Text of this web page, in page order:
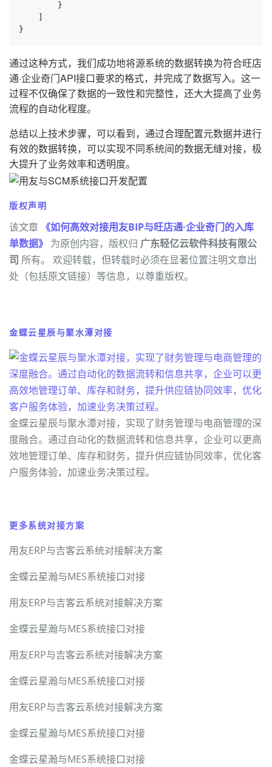
        }
}
通过这种方式，我们成功地将源系统的数据转换为符合旺店
通·企业奇门API接口要求的格式，并完成了数据写入。这一
过程不仅确保了数据的一致性和完整性，还大大提高了业务
流程的自动化程度。
总结以上技术步骤，可以看到，通过合理配置元数据并进行
有效的数据转换，可以实现不同系统间的数据无缝对接，极
大提升了业务效率和透明度。
版权声明
该文章 《如何高效对接用友BIP与旺店通·企业奇门的入库
单数据》 为原创内容，版权归 广东轻亿云软件科技有限公
司 所有。 欢迎转载，但转载时必须在显著位置注明文章出
处（包括原文链接）等信息，以尊重版权。
金蝶云星辰与聚水潭对接
金蝶云星辰与聚水潭对接，实现了财务管理与电商管理的深
度融合。通过自动化的数据流转和信息共享，企业可以更高
效地管理订单、库存和财务，提升供应链协同效率，优化客
户服务体验，加速业务决策过程。
更多系统对接方案
用友ERP与吉客云系统对接解决方案
金蝶云星瀚与MES系统接口对接
用友ERP与吉客云系统对接解决方案
金蝶云星瀚与MES系统接口对接
用友ERP与吉客云系统对接解决方案
金蝶云星瀚与MES系统接口对接
用友ERP与吉客云系统对接解决方案
金蝶云星瀚与MES系统接口对接
金蝶云星瀚与MES系统接口对接